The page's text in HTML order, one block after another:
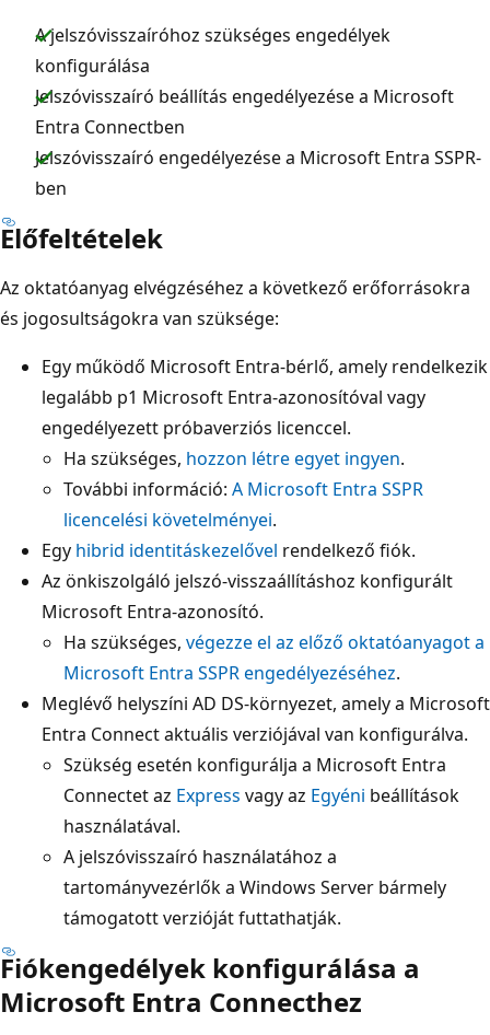
A jelszóvisszaíróhoz szükséges engedélyek
konfigurálása
Jelszóvisszaíró beállítás engedélyezése a Microsoft
Entra Connectben
Jelszóvisszaíró engedélyezése a Microsoft Entra SSPR-
ben
Előfeltételek
Az oktatóanyag elvégzéséhez a következő erőforrásokra
és jogosultságokra van szüksége:
Egy működő Microsoft Entra-bérlő, amely rendelkezik
legalább p1 Microsoft Entra-azonosítóval vagy
engedélyezett próbaverziós licenccel.
Ha szükséges, hozzon létre egyet ingyen.
További információ: A Microsoft Entra SSPR
licencelési követelményei.
Egy hibrid identitáskezelővel rendelkező fiók.
Az önkiszolgáló jelszó-visszaállításhoz konfigurált
Microsoft Entra-azonosító.
Ha szükséges, végezze el az előző oktatóanyagot a
Microsoft Entra SSPR engedélyezéséhez.
Meglévő helyszíni AD DS-környezet, amely a Microsoft
Entra Connect aktuális verziójával van konfigurálva.
Szükség esetén konfigurálja a Microsoft Entra
Connectet az Express vagy az Egyéni beállítások
használatával.
A jelszóvisszaíró használatához a
tartományvezérlők a Windows Server bármely
támogatott verzióját futtathatják.
Fiókengedélyek konfigurálása a
Microsoft Entra Connecthez